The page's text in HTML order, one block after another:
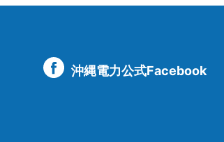
沖縄電力公式Facebook